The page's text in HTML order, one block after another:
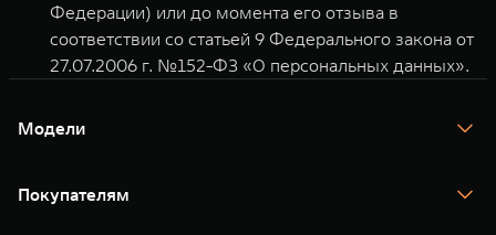
Федерации) или до момента его отзыва в
соответствии со статьей 9 Федерального закона от
27.07.2006 г. №152-ФЗ «О персональных данных».
Модели
TANK 400
TANK 500
Покупателям